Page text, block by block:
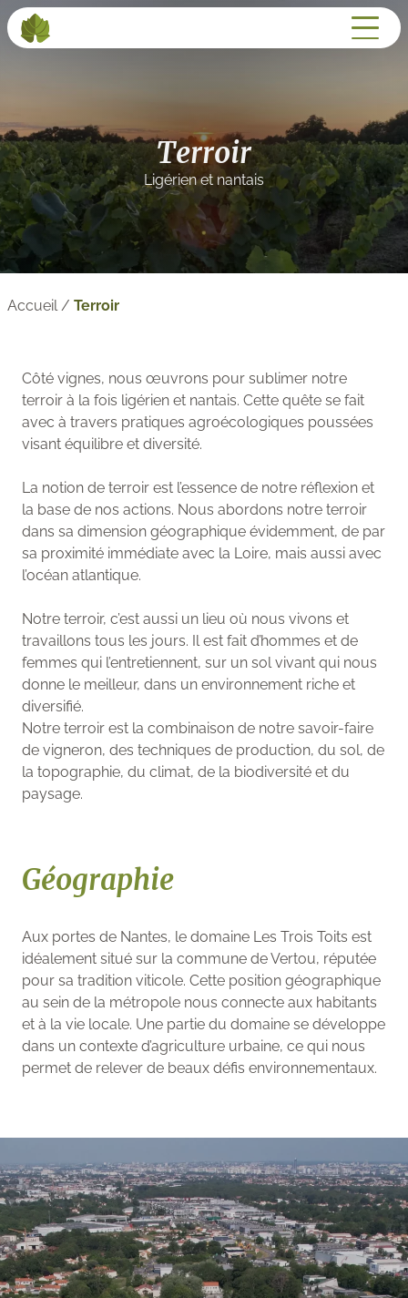
Terroir
Ligérien et nantais
Accueil/ Terroir
Côté vignes, nous œuvrons pour sublimer notre
terroir à la fois ligérien et nantais. Cette quête se fait
avec à travers pratiques agroécologiques poussées
visant équilibre et diversité.
La notion de terroir est l’essence de notre réflexion et
la base de nos actions. Nous abordons notre terroir
dans sa dimension géographique évidemment, de par
sa proximité immédiate avec la Loire, mais aussi avec
l’océan atlantique.
Notre terroir, c’est aussi un lieu où nous vivons et
travaillons tous les jours. Il est fait d’hommes et de
femmes qui l’entretiennent, sur un sol vivant qui nous
donne le meilleur, dans un environnement riche et
diversifié.
Notre terroir est la combinaison de notre savoir-faire
de vigneron, des techniques de production, du sol, de
la topographie, du climat, de la biodiversité et du
paysage.
Géographie
Aux portes de Nantes, le domaine Les Trois Toits est
idéalement situé sur la commune de Vertou, réputée
pour sa tradition viticole. Cette position géographique
au sein de la métropole nous connecte aux habitants
et à la vie locale. Une partie du domaine se développe
dans un contexte d’agriculture urbaine, ce qui nous
permet de relever de beaux défis environnementaux.